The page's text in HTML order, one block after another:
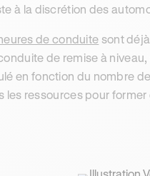
à la discrétion des
de conduite sont
de remise à
en fonction du nombre
ressources pour former